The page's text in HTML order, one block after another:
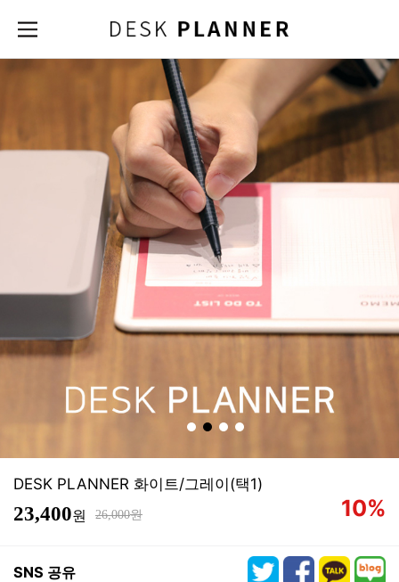
DeskPlanner
Open
Menu
DESK PLANNER 화이트/그레이(택1)
23,400원 26,000원 10%
SNS 공유